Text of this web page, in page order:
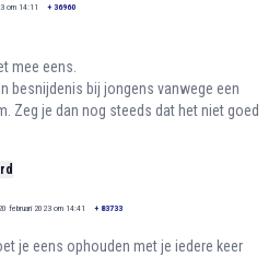
om 14:11 + 36960
mee eens.
besnijdenis bij jongens vanwege een
Zeg je dan nog steeds dat het niet goed
20 februari 2023 om 14:41 + 83733
je eens ophouden met je iedere keer